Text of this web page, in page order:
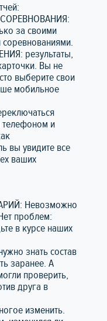
за своими
результаты,
Вы не
выберите свои
мобильное
и
вы увидите все
ваших
Невозможно
проблем:
в курсе наших
знать состав
заранее. А
проверить,
друга в
изменить.